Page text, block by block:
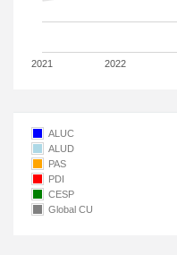
2021 2022
ALUC
ALUD
PAS
PDI
CESP
Global CU